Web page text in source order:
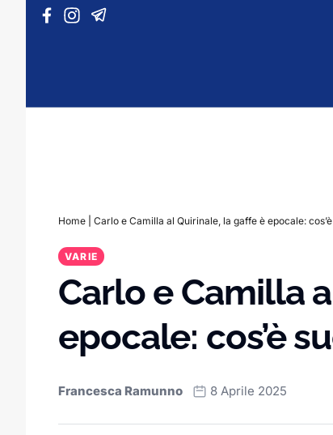
Vai al contenuto
Home Carlo e Camilla al Quirinale, la gaffe è epocale:
VARIE
Carlo e Camilla
epocale: cos’è
Francesca Ramunno 8 Aprile 2025